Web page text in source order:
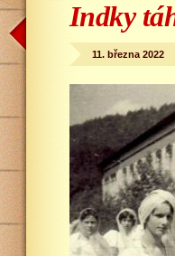
Indky
11. března 2022